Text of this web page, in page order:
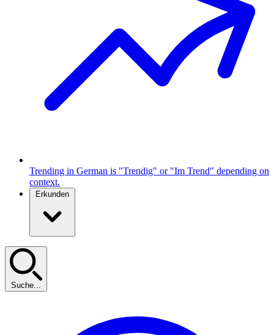
Trending in German is "Trendig" or "Im Trend" depending on
context.
Erkunden
Suche...